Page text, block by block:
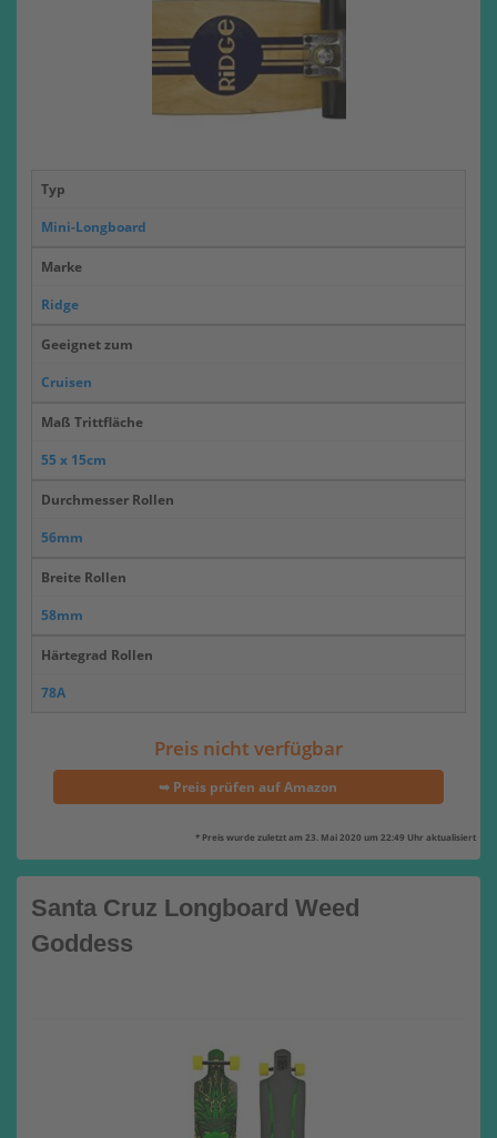
Typ
Mini-Longboard
Marke
Ridge
Geeignet zum
Cruisen
Maß Trittfläche
55 x 15cm
Durchmesser Rollen
56mm
Breite Rollen
58mm
Härtegrad Rollen
78A
Preis nicht verfügbar
➥ Preis prüfen auf Amazon
* Preis wurde zuletzt am 23. Mai 2020 um 22:49 Uhr aktualisiert
Santa Cruz Longboard Weed
Goddess